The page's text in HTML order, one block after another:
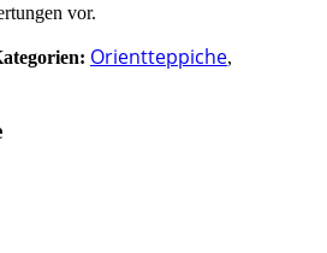
vor.
Orientteppiche,